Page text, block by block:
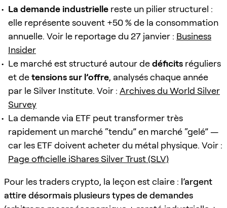
La demande industrielle reste un pilier structurel :
elle représente souvent +50 % de la consommation
annuelle. Voir le reportage du 27 janvier : Business
Insider
Le marché est structuré autour dedéficits réguliers
et detensions sur l’offre, analysés chaque année
par le Silver Institute. Voir : Archives du World Silver
Survey
La demande via ETF peut transformer très
rapidement un marché “tendu” en marché “gelé” —
car les ETF doivent acheter du métal physique. Voir :
Page officielle iShares Silver Trust (SLV)
Pour les traders crypto, la leçon est claire : l’argent
attire désormais plusieurs types de demandes